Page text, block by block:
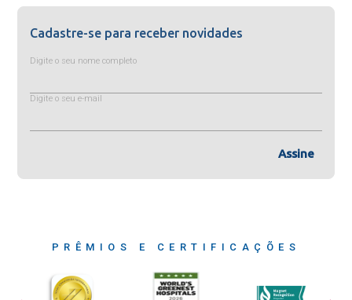
Cadastre-se para receber novidades
Digite o seu nome completo
Digite o seu e-mail
Assine
PRÊMIOS E CERTIFICAÇÕES